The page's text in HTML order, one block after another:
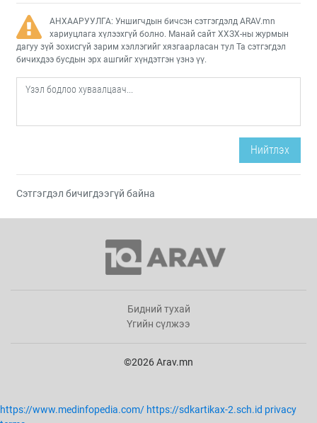
АНХААРУУЛГА: Уншигчдын бичсэн сэтгэгдэлд ARAV.mn
хариуцлага хүлээхгүй болно. Манай сайт ХХЗХ-ны журмын
дагуу зүй зохисгүй зарим хэллэгийг хязгаарласан тул Та сэтгэгдэл
бичихдээ бусдын эрх ашгийг хүндэтгэн үзнэ үү.
Нийтлэх
Сэтгэгдэл бичигдээгүй байна
Бидний тухай
Үгийн сүлжээ
©2026 Arav.mn
https://www.medinfopedia.com/ https://sdkartikax-2.sch.id privacy